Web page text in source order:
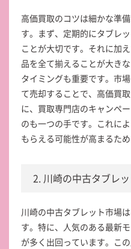
高価買取のコツは細かな準
す。まず、定期的にタブレ
ことが大切です。それに加
品を全て揃えることが大き
タイミングも重要です。市
て売却することで、高価買
に、買取専門店のキャンペ
のも一つの手です。これに
もらえる可能性が高まるため
2. 川崎の中古タブレ
川崎の中古タブレット市場
す。特に、人気のある最新
が多く出回っています。こ